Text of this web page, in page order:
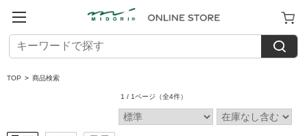
TOP > 商品検索
1 / 1ページ （全4件）